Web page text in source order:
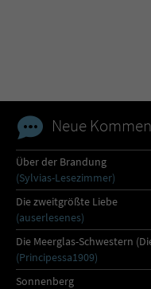
Neue
Über der Brandung
(Sylvias-Lesezimmer)
Die zweitgrößte Liebe
(auserlesenes)
Die Meerglas-Schwestern
(Principessa1909)
Sonnenberg
Zweck Cookie
Name
Anbieter Literatur-
Laufzeit Session